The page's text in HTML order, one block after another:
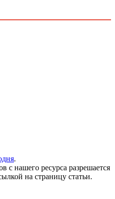
.
с нашего ресурса разрешается
на страницу статьи.